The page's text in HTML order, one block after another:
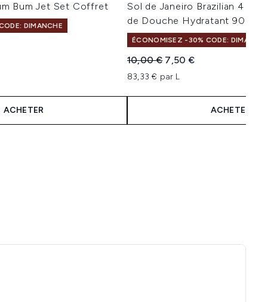
Bum Jet Set Coffret
DIMANCHE
de 5
:
ACHETER
Sol de Janeiro Brazilian 4 Play
de Douche Hydratant 90 ml
ÉCONOMISEZ -30% CODE: DIMANCHE
Prix de vente :
10,00 € Prix ​​actuel :
7,50 €
83,33 € par L
ACHETER